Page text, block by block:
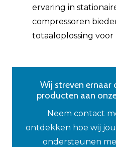
ervaring in
compressoren
totaaloplossing
Wij streven ernaar
producten aan
Neem contact
ontdekken hoe wij
ondersteunen